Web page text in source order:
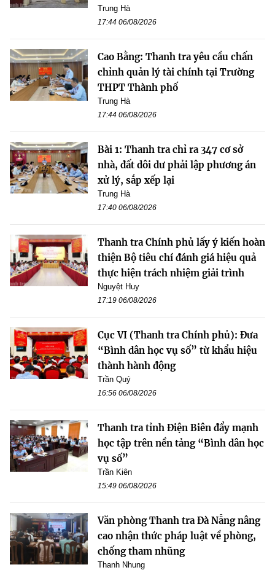
Trung Hà
17:44 06/08/2026
Cao Bằng: Thanh tra yêu cầu chấn
chỉnh quản lý tài chính tại Trường
THPT Thành phố
Trung Hà
17:44 06/08/2026
Bài 1: Thanh tra chỉ ra 347 cơ sở
nhà, đất dôi dư phải lập phương án
xử lý, sắp xếp lại
Trung Hà
17:40 06/08/2026
Thanh tra Chính phủ lấy ý kiến hoàn
thiện Bộ tiêu chí đánh giá hiệu quả
thực hiện trách nhiệm giải trình
Nguyệt Huy
17:19 06/08/2026
Cục VI (Thanh tra Chính phủ): Đưa
“Bình dân học vụ số” từ khẩu hiệu
thành hành động
Trần Quý
16:56 06/08/2026
Thanh tra tỉnh Điện Biên đẩy mạnh
học tập trên nền tảng “Bình dân học
vụ số”
Trần Kiên
15:49 06/08/2026
Văn phòng Thanh tra Đà Nẵng nâng
cao nhận thức pháp luật về phòng,
chống tham nhũng
Thanh Nhung